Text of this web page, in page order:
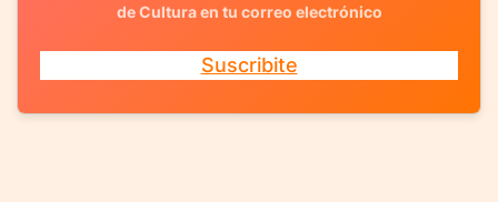
de Cultura en tu correo electrónico
Suscribite